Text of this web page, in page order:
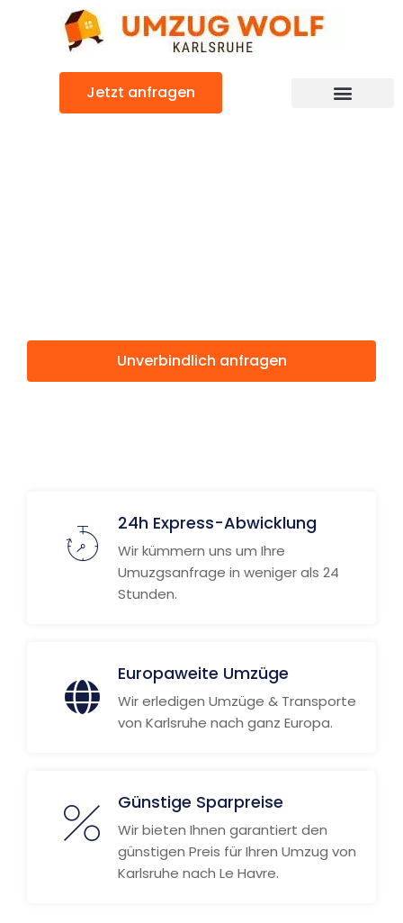
Jetzt anfragen
Unverbindlich anfragen
24h Express-Abwicklung
Wir kümmern uns um Ihre
Umuzgsanfrage in weniger als 24
Stunden.
Europaweite Umzüge
Wir erledigen Umzüge & Transporte
von Karlsruhe nach ganz Europa.
Günstige Sparpreise
Wir bieten Ihnen garantiert den
günstigen Preis für Ihren Umzug von
Karlsruhe nach Le Havre.